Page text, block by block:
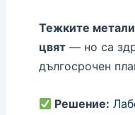
Тежките
цвят— но са
дългосрочен
Решение: